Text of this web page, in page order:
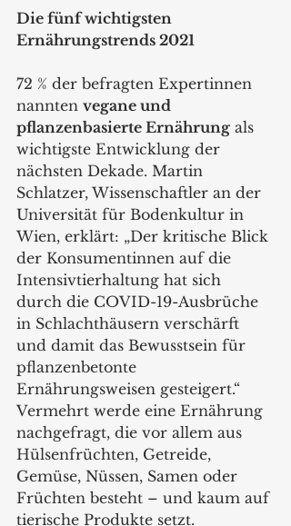
Die fünf wichtigsten
Ernährungstrends 2021
72 % der befragten Expertinnen
nannten vegane und
pflanzenbasierte Ernährung als
wichtigste Entwicklung der
nächsten Dekade. Martin
Schlatzer, Wissenschaftler an der
Universität für Bodenkultur in
Wien, erklärt: „Der kritische Blick
der Konsumentinnen auf die
Intensivtierhaltung hat sich
durch die COVID-19-Ausbrüche
in Schlachthäusern verschärft
und damit das Bewusstsein für
pflanzenbetonte
Ernährungsweisen gesteigert.“
Vermehrt werde eine Ernährung
nachgefragt, die vor allem aus
Hülsenfrüchten, Getreide,
Gemüse, Nüssen, Samen oder
Früchten besteht – und kaum auf
tierische Produkte setzt.